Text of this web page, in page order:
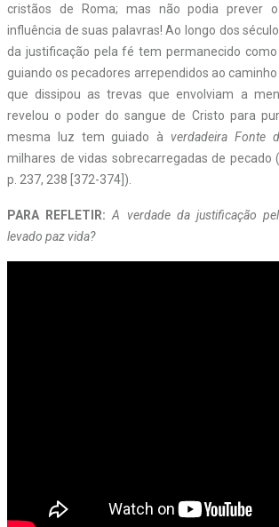
cristãos de Roma; mas não podia prever
influência de suas palavras! Ao longo dos
da justificação pela fé tem permanecido
guiando os pecadores arrependidos ao caminho
que dissipou as trevas que envolviam a
revelou o poder do sangue de Cristo para
mesma luz tem guiado à verdadeira Fonte
milhares de vidas sobrecarregadas de pecado (
p. 237, 238 [372-374]).
PARA REFLETIR: A verdade da justificação
levado paz vida?